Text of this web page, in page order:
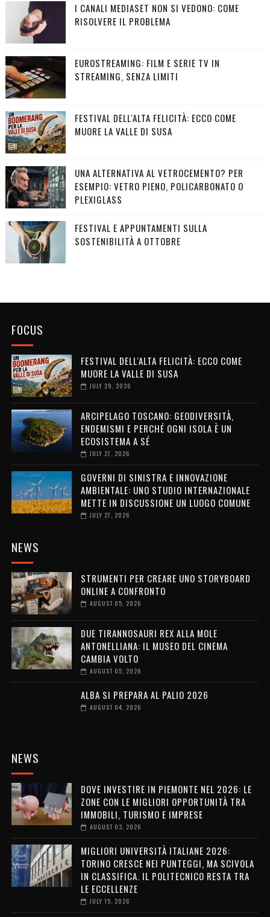
I CANALI MEDIASET NON SI VEDONO: COME
RISOLVERE IL PROBLEMA
EUROSTREAMING: FILM E SERIE TV IN
STREAMING, SENZA LIMITI
FESTIVAL DELL'ALTA FELICITÀ: ECCO COME
MUORE LA VALLE DI SUSA
UNA ALTERNATIVA AL VETROCEMENTO? PER
ESEMPIO: VETRO PIENO, POLICARBONATO O
PLEXIGLASS
FESTIVAL E APPUNTAMENTI SULLA
SOSTENIBILITÀ A OTTOBRE
FOCUS
FESTIVAL DELL'ALTA FELICITÀ: ECCO COME
MUORE LA VALLE DI SUSA
JULY 29, 2026
ARCIPELAGO TOSCANO: GEODIVERSITÀ,
ENDEMISMI E PERCHÉ OGNI ISOLA È UN
ECOSISTEMA A SÉ
JULY 27, 2026
GOVERNI DI SINISTRA E INNOVAZIONE
AMBIENTALE: UNO STUDIO INTERNAZIONALE
METTE IN DISCUSSIONE UN LUOGO COMUNE
JULY 27, 2026
NEWS
STRUMENTI PER CREARE UNO STORYBOARD
ONLINE A CONFRONTO
AUGUST 05, 2026
DUE TIRANNOSAURI REX ALLA MOLE
ANTONELLIANA: IL MUSEO DEL CINEMA
CAMBIA VOLTO
AUGUST 05, 2026
ALBA SI PREPARA AL PALIO 2026
AUGUST 04, 2026
NEWS
DOVE INVESTIRE IN PIEMONTE NEL 2026: LE
ZONE CON LE MIGLIORI OPPORTUNITÀ TRA
IMMOBILI, TURISMO E IMPRESE
AUGUST 03, 2026
MIGLIORI UNIVERSITÀ ITALIANE 2026:
TORINO CRESCE NEI PUNTEGGI, MA SCIVOLA
IN CLASSIFICA. IL POLITECNICO RESTA TRA
LE ECCELLENZE
JULY 15, 2026